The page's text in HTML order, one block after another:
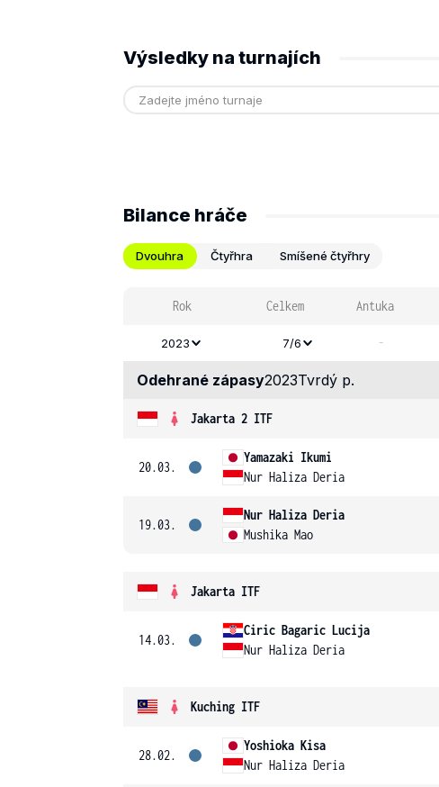
Výsledky na turnajích
Bilance hráče
Dvouhra Čtyřhra Smíšené čtyřhry
Rok Celkem Antuka
2023 7/6 -
Odehrané zápasy2023Tvrdý p.
Jakarta 2 ITF
20.03.
Yamazaki Ikumi
Nur Haliza Deria
19.03.
Nur Haliza Deria
Mushika Mao
Jakarta ITF
14.03.
Ciric Bagaric Lucija
Nur Haliza Deria
Kuching ITF
28.02.
Yoshioka Kisa
Nur Haliza Deria